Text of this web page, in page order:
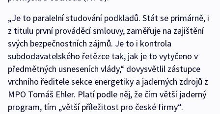
„Je to paralelní studování podkladů. Stát se primárně, i
z titulu první prováděcí smlouvy, zaměřuje na zajištění
svých bezpečnostních zájmů. Je to i kontrola
subdodavatelského řetězce tak, jak je to vytyčeno v
předmětných usneseních vlády,“ dovysvětlil zástupce
vrchního ředitele sekce energetiky a jaderných zdrojů z
MPO Tomáš Ehler. Platí podle něj, že čím větší jaderný
program, tím „větší příležitost pro české firmy“.